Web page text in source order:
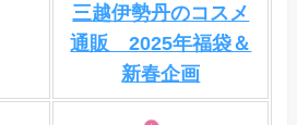
三越伊勢丹のコスメ
通販 2025年福袋＆
新春企画